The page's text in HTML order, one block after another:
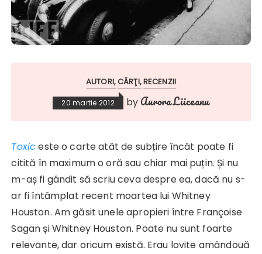
AUTORI CĂRŢI RECENZII
20 martie 2012 by Aurora Liiceanu
Toxiceste o carte atât de subțire încât poate fi
citită în maximum o oră sau chiar mai puțin. Și nu
m-aș fi gândit să scriu ceva despre ea, dacă nu s-
ar fi întâmplat recent moartea lui Whitney
Houston. Am găsit unele apropieri între Françoise
Sagan și Whitney Houston. Poate nu sunt foarte
relevante, dar oricum există. Erau lovite amândouă